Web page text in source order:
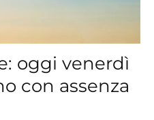
oggi venerdì
con assenza